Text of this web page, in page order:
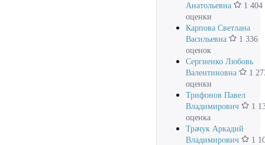
Анатольевна
1 404
оценки
Карпова Светлана
Васильевна
1 336
оценок
Сергиенко Любовь
Валентиновна
1
оценки
Трифонов Павел
Владимирович
1
оценка
Трачук Аркадий
Владимирович
1